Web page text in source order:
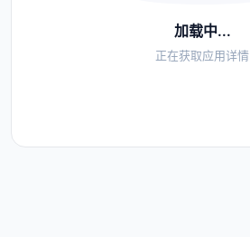
加载中...
正在获取应用详情